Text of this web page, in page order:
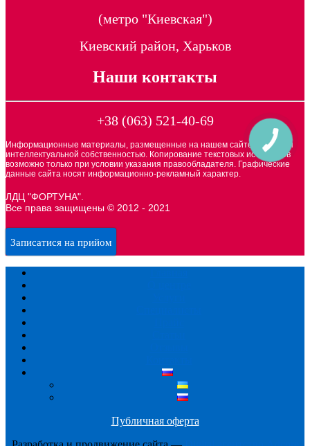
(метро "Киевская")
Киевский район, Харьков
Наши контакты
+38 (063) 521-40-69
Информационные материалы, размещенные на нашем сайте, является
интеллектуальной собственностью. Копирование текстовых источников
возможно только при условии указания правообладателя. Графические
данные сайта носят информационно-рекламный характер.
ЛДЦ "ФОРТУНА".
Все права защищены © 2012 - 2021
Записатися на прийом
Публичная оферта